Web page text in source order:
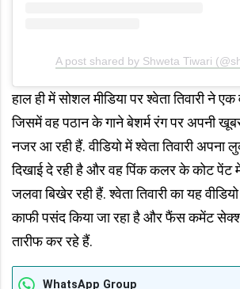
A post shared by Shweta Tiwari
हाल ही में सोशल मीडिया पर श्वेता तिवारी ने एक
जिसमें वह पठान के गाने बेशर्म रंग पर अपनी
नजर आ रही हैं. वीडियो में श्वेता तिवारी
दिखाई दे रही है और वह पिंक कलर के कोट पेंट
जलवा बिखेर रही हैं. श्वेता तिवारी का यह
काफी पसंद किया जा रहा है और फैंस कमेंट
तारीफ कर रहे हैं.
WhatsApp Group